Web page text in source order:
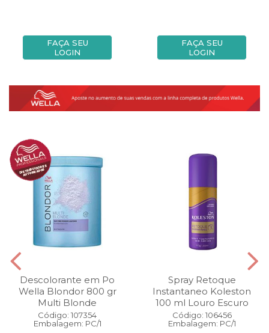
FAÇA SEU
LOGIN
FAÇA SEU
LOGIN
Descolorante em Po
Wella Blondor 800 gr
Multi Blonde
Código: 107354
Embalagem: PC/1
Spray Retoque
Instantaneo Koleston
100 ml Louro Escuro
Código: 106456
Embalagem: PC/1